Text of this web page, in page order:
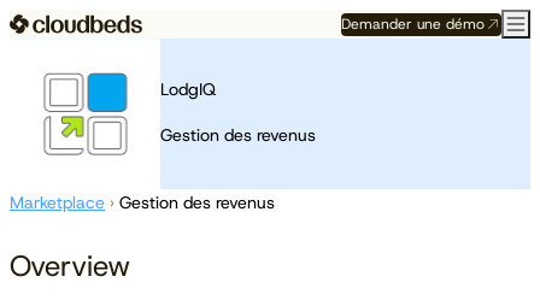
Demander une démo
LodgIQ
Gestion des revenus
Marketplace › Gestion des revenus
Overview